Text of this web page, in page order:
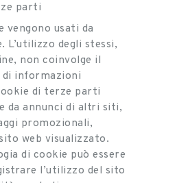
parti
vengono usati da
L’utilizzo degli stessi,
non coinvolge il
informazioni
di terze parti
da annunci di altri siti,
promozionali,
web visualizzato.
di cookie può essere
l’utilizzo del sito